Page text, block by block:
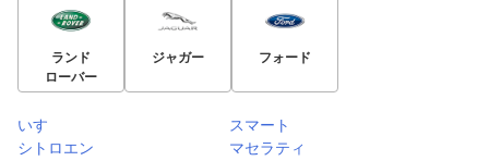
ランド
ローバー
ジャガー フォード
いすゞ
スマート
シトロエン
マセラティ